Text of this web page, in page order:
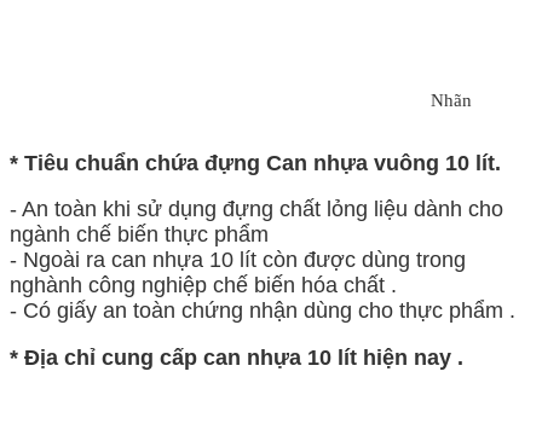
Nhãn
* Tiêu chuẩn chứa đựng Can nhựa vuông 10 lít.
- An toàn khi sử dụng đựng chất lỏng liệu dành cho
ngành chế biến thực phẩm
- Ngoài ra can nhựa 10 lít còn được dùng trong
nghành công nghiệp chế biến hóa chất .
- Có giấy an toàn chứng nhận dùng cho thực phẩm .
* Địa chỉ cung cấp can nhựa 10 lít hiện nay .